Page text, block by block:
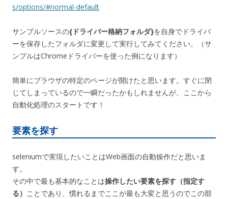
s/options/#normal-default
サンプルソースの{ドライバー格納フォルダ}を自身でドライバ
ーを保存したフォルダに変更して実行してみてください。（サ
ンプルはChromeドライバーを使った例になります）
簡単にブラウザの特定のページが開けたと思います。すぐに閉
じてしまっているので一瞬だったかもしれませんが、ここから
自動化処理のスタートです！
要素を探す
seleniumで実現したいことはWeb画面の自動操作だと思いま
す。
その中で最も基本的なことは操作したい要素を探す（指定す
る） ことであり、慣れるまでここが最も大変と思うのでこの部